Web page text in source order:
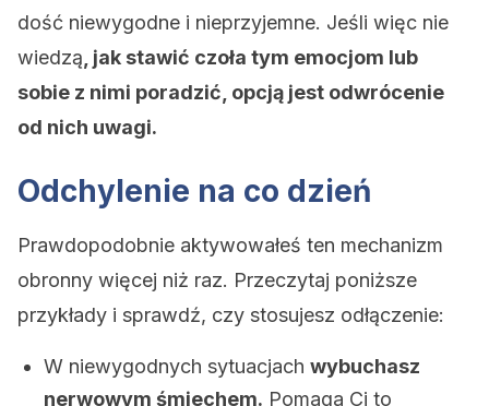
dość niewygodne i nieprzyjemne. Jeśli więc nie
wiedzą , jak stawić czoła tym emocjom lub
sobie z nimi poradzić, opcją jest odwrócenie
od nich uwagi.
Odchylenie na co dzień
Prawdopodobnie aktywowałeś ten mechanizm
obronny więcej niż raz. Przeczytaj poniższe
przykłady i sprawdź, czy stosujesz odłączenie:
W niewygodnych sytuacjach wybuchasz
nerwowym śmiechem. Pomaga Ci to